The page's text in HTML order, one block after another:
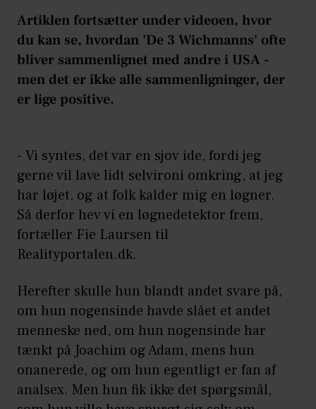
Artiklen fortsætter under videoen, hvor
du kan se, hvordan 'De 3 Wichmanns' ofte
bliver sammenlignet med andre i USA -
men det er ikke alle sammenligninger, der
er lige positive.
- Vi syntes, det var en sjov ide, fordi jeg
gerne vil lave lidt selvironi omkring, at jeg
har løjet, og at folk kalder mig en løgner.
Så derfor hev vi en løgnedetektor frem,
fortæller Fie Laursen til
Realityportalen.dk.
Herefter skulle hun blandt andet svare på,
om hun nogensinde havde slået et andet
menneske ned, om hun nogensinde har
tænkt på Joachim og Adam, mens hun
onanerede, og om hun egentligt er fan af
analsex. Men hun fik ikke det spørgsmål,